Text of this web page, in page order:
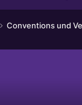
Conventions und